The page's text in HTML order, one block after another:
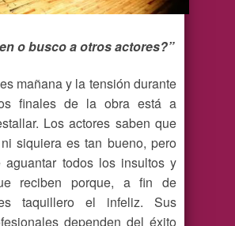
o busco a otros actores?”
mañana y la tensión durante
finales de la obra está a
Los actores saben que
siquiera es tan bueno, pero
aguantar todos los insultos y
reciben porque, a fin de
taquillero el infeliz. Sus
dependen del éxito